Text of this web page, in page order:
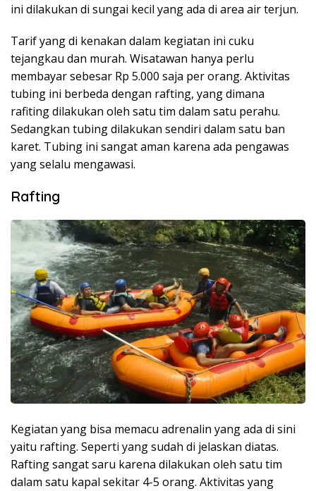
ini dilakukan di sungai kecil yang ada di area air terjun.
Tarif yang di kenakan dalam kegiatan ini cuku
tejangkau dan murah. Wisatawan hanya perlu
membayar sebesar Rp 5.000 saja per orang. Aktivitas
tubing ini berbeda dengan rafting, yang dimana
rafiting dilakukan oleh satu tim dalam satu perahu.
Sedangkan tubing dilakukan sendiri dalam satu ban
karet. Tubing ini sangat aman karena ada pengawas
yang selalu mengawasi.
Rafting
Kegiatan yang bisa memacu adrenalin yang ada di sini
yaitu rafting. Seperti yang sudah di jelaskan diatas.
Rafting sangat saru karena dilakukan oleh satu tim
dalam satu kapal sekitar 4-5 orang. Aktivitas yang